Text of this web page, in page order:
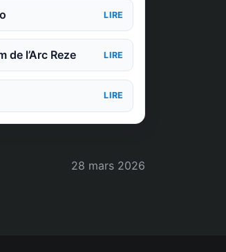
LIRE
l’Arc Reze LIRE
LIRE
28 mars 2026